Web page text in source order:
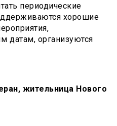
периодические
хорошие
датам, организуются
жительница Нового